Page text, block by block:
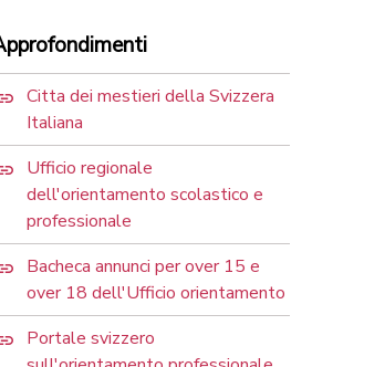
Citta dei mestieri della Svizzera
Italiana
Ufficio regionale
dell'orientamento scolastico e
professionale
Bacheca annunci per over 15 e
over 18 dell'Ufficio orientamento
Portale svizzero